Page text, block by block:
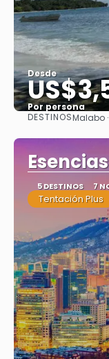
Desde
Por persona
DESTINOSMalabo
5 DESTINOS 7
Tentación Plus